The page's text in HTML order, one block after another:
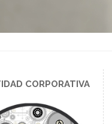
CORPORATIVA